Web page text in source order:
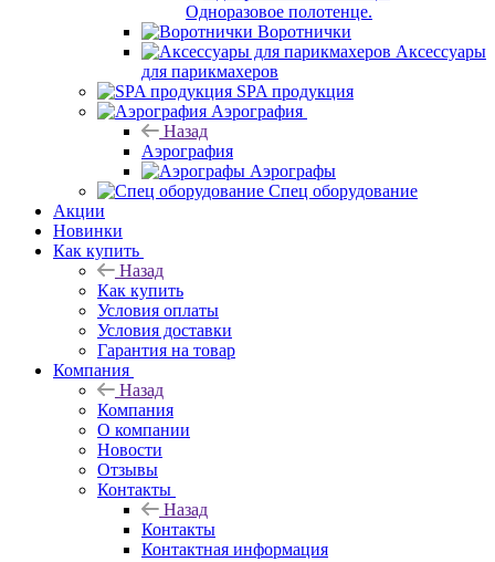
Одноразовое полотенце.
Воротнички
Аксессуары
для парикмахеров
SPA продукция
Аэрография
Назад
Аэрография
Аэрографы
Спец оборудование
Акции
Новинки
Как купить
Назад
Как купить
Условия оплаты
Условия доставки
Гарантия на товар
Компания
Назад
Компания
О компании
Новости
Отзывы
Контакты
Назад
Контакты
Контактная информация